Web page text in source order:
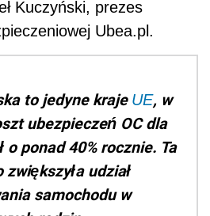
Kuczyński, prezes
Ubea.pl.
to jedyne kraje UE, w
ubezpieczeń OC dla
o ponad 40% rocznie. Ta
udział
samochodu w